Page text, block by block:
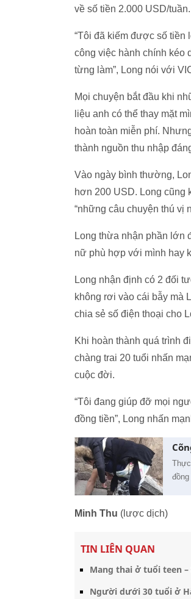
về số tiền 2.000 USD/tuần.
“Tôi đã kiếm được số tiền
công việc hành chính kéo
từng làm”, Long nói với
Mọi chuyện bắt đầu khi
liệu anh có thể thay mặt
hoàn toàn miễn phí.
thành nguồn thu nhập
Vào ngày bình thường,
hơn 200 USD. Long cũng
“những câu chuyện thú vị
Long thừa nhận phần lớn
nữ phù hợp với mình hay
Long nhận định có 2 đối
không rơi vào cái bẫy mà
chia sẻ số điện thoại cho
Khi hoàn thành quá trình
chàng trai 20 tuổi nhấn
cuộc đời.
“Tôi đang giúp đỡ mọi
đồng tiền”, Long nhấn
Minh Thu (lược dịch)
TIN LIÊN QUAN
Mang thai ở tuổi teen
Người dưới 30 tuổi ở